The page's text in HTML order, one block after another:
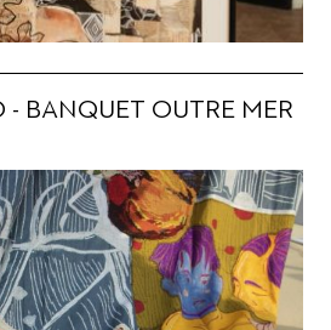
BANQUET OUTRE MER